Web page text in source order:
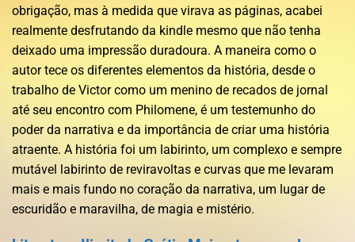
obrigação, mas à medida que virava as páginas, acabei
realmente desfrutando da kindle mesmo que não tenha
deixado uma impressão duradoura. A maneira como o
autor tece os diferentes elementos da história, desde o
trabalho de Victor como um menino de recados de jornal
até seu encontro com Philomene, é um testemunho do
poder da narrativa e da importância de criar uma história
atraente. A história foi um labirinto, um complexo e sempre
mutável labirinto de reviravoltas e curvas que me levaram
mais e mais fundo no coração da narrativa, um lugar de
escuridão e maravilha, de magia e mistério.